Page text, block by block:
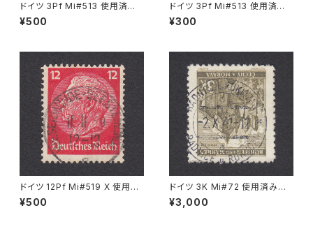
ドイツ 3Pf Mi#513 使用済み
切手｜ASCHAFFENBURG 5.1
1.1936
¥500
ドイツ 3Pf Mi#513 使用済み
切手｜DRESDEN 31.5.1935
¥300
ドイツ 12Pf Mi#519 X 使用済
み切手｜WESERMÜNDE-GE
ESTEMÜNDE 11.11.1939
¥500
ドイツ 3K Mi#72 使用済み切
手｜RADNITZ b. ROKITZAN
2.X.1941
¥3,000